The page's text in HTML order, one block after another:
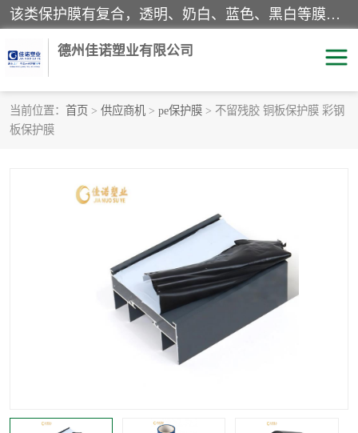
该类保护膜有复合，透明、奶白、蓝色、黑白等膜型。特高粘，高粘，中高粘，中粘，中低粘，低粘等。对于不同的粘力要求有相应的产品相适配。无胶渍残留污染。在较宽的收卷幅度下平整无皱纹，收卷长度大，利于机械化及自动化施工粘贴。为您的产品提供的表面保护解决方案。 产品广泛适用于：铝材、不锈钢、金属、塑料、电子、家电、家具、玻璃、化工材料、装饰材料等。
德州佳诺塑业有限公司
当前位置： 首页 > 供应商机 > pe保护膜 > 不留残胶 铜板保护膜 彩钢
板保护膜
pe保护膜
透明保护膜
乳白保护膜
纯黑保护膜
彩钢板保护膜